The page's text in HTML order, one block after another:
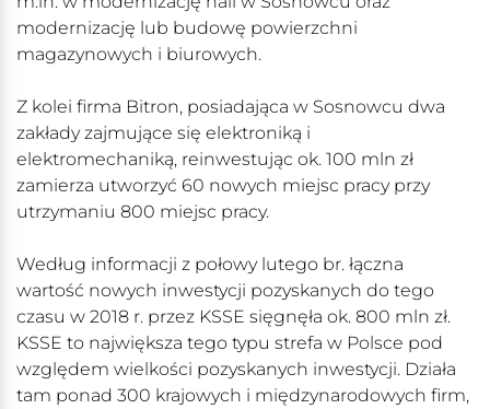
modernizację lub budowę powierzchni
magazynowych i biurowych.
Z kolei firma Bitron, posiadająca w Sosnowcu dwa
zakłady zajmujące się elektroniką i
elektromechaniką, reinwestując ok. 100 mln zł
zamierza utworzyć 60 nowych miejsc pracy przy
utrzymaniu 800 miejsc pracy.
Według informacji z połowy lutego br. łączna
wartość nowych inwestycji pozyskanych do tego
czasu w 2018 r. przez KSSE sięgnęła ok. 800 mln zł.
KSSE to największa tego typu strefa w Polsce pod
względem wielkości pozyskanych inwestycji. Działa
tam ponad 300 krajowych i międzynarodowych firm,